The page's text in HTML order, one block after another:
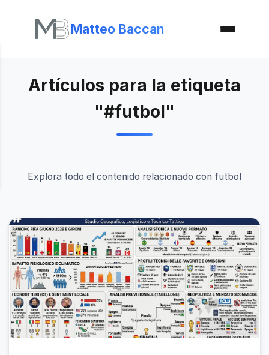
Matteo Baccan
Artículos para la etiqueta
"#futbol"
Explora todo el contenido relacionado con futbol